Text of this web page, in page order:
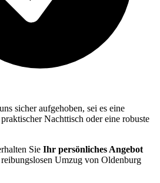
sicher aufgehoben, sei es eine
Nachttisch oder eine robuste
Sie Ihr persönliches Angebot
Umzug von Oldenburg